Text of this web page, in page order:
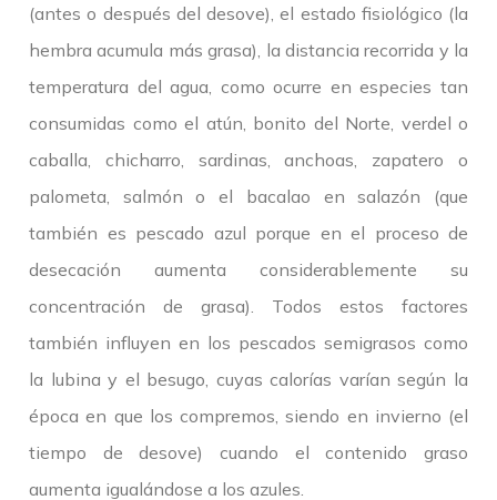
(antes o después del desove), el estado fisiológico (la
hembra acumula más grasa), la distancia recorrida y la
temperatura del agua, como ocurre en especies tan
consumidas como el atún, bonito del Norte, verdel o
caballa, chicharro, sardinas, anchoas, zapatero o
palometa, salmón o el bacalao en salazón (que
también es pescado azul porque en el proceso de
desecación aumenta considerablemente su
concentración de grasa). Todos estos factores
también influyen en los pescados semigrasos como
la lubina y el besugo, cuyas calorías varían según la
época en que los compremos, siendo en invierno (el
tiempo de desove) cuando el contenido graso
aumenta igualándose a los azules.